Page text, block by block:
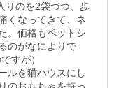
りのを2袋づつ、歩
くなってきて、ネ
。価格もペットシ
のがなによりで
すが）
ルを猫ハウスにし